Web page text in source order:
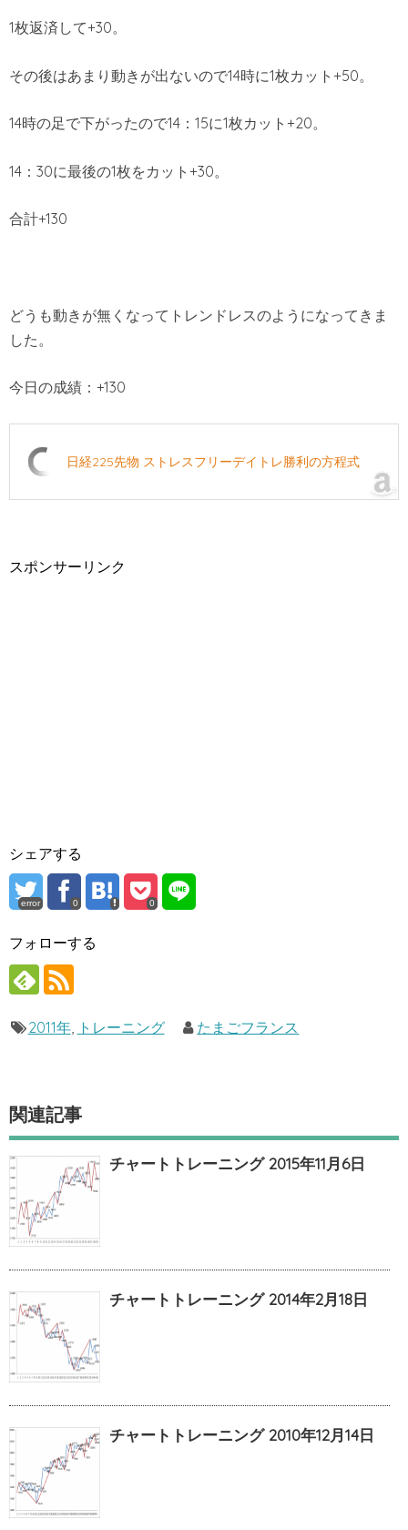
1枚返済して+30。
その後はあまり動きが出ないので14時に1枚カット+50。
14時の足で下がったので14：15に1枚カット+20。
14：30に最後の1枚をカット+30。
合計+130
どうも動きが無くなってトレンドレスのようになってきま
した。
今日の成績：+130
日経225先物 ストレスフリーデイトレ勝利の方程式
スポンサーリンク
シェアする
error 0 0
フォローする
2011年, トレーニング たまごフランス
関連記事
チャートトレーニング 2015年11月6日
チャートトレーニング 2014年2月18日
チャートトレーニング 2010年12月14日